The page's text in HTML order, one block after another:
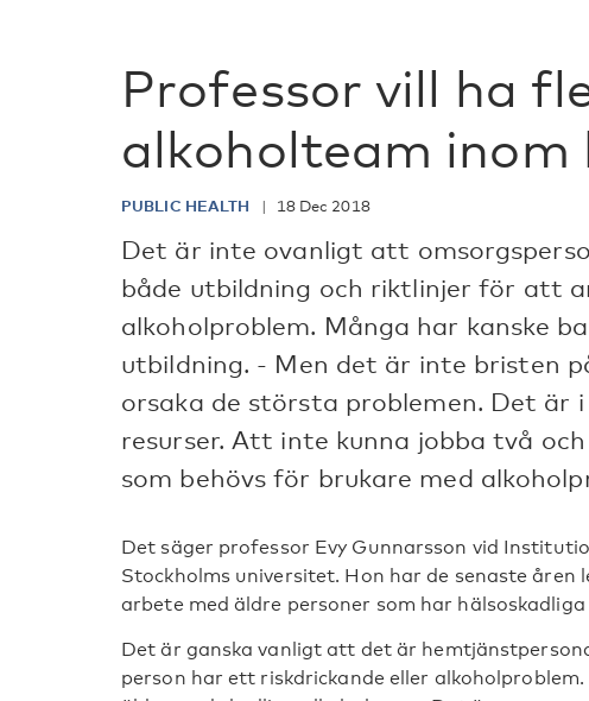
Professor vill ha
alkoholteam inom
PUBLIC HEALTH 18 Dec 2018
Det är inte ovanligt att
både utbildning och riktlinjer för att
alkoholproblem. Många har kanske
utbildning. - Men det är inte bristen
orsaka de största problemen. Det är
resurser. Att inte kunna jobba två
som behövs för brukare med
Det säger professor Evy Gunnarsson vid
Stockholms universitet. Hon har de senaste
arbete med äldre personer som har
Det är ganska vanligt att det är
person har ett riskdrickande eller